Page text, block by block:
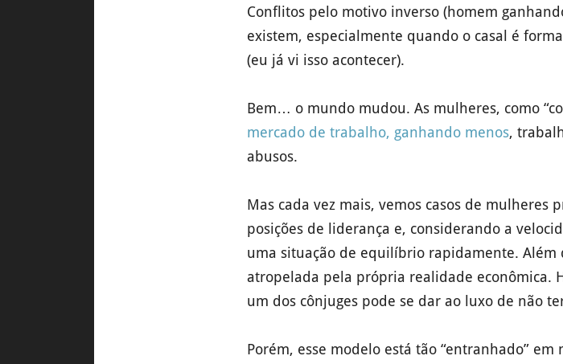
Conflitos pelo motivo inverso (homem
existem, especialmente quando o casal é
(eu já vi isso acontecer).
Bem… o mundo mudou. As mulheres, como
mercado de trabalho, ganhando menos,
abusos.
Mas cada vez mais, vemos casos de mulheres
posições de liderança e, considerando a
uma situação de equilíbrio rapidamente. Além
atropelada pela própria realidade econômica.
um dos cônjuges pode se dar ao luxo de não
Porém, esse modelo está tão “entranhado”